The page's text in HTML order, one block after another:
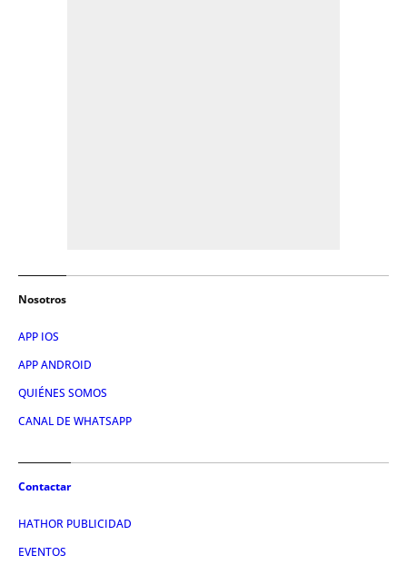
Nosotros
APP IOS
APP ANDROID
QUIÉNES SOMOS
CANAL DE WHATSAPP
Contactar
HATHOR PUBLICIDAD
EVENTOS